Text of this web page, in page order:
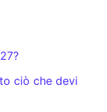
ciò che devi